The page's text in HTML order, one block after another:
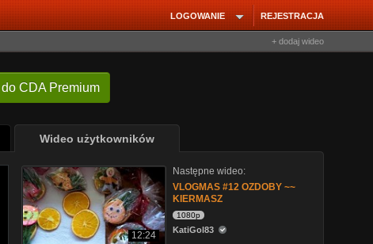
REJESTRACJA
LOGOWANIE
+ dodaj wideo
do CDA Premium
Wideo użytkowników
12:24
Następne wideo:
VLOGMAS #12 OZDOBY ~~
KIERMASZ
1080p
KatiGol83